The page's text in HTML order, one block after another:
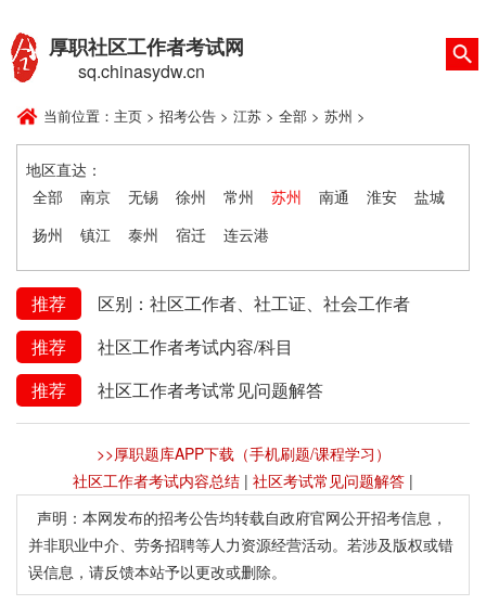
厚职社区工作者考试网
sq.chinasydw.cn
当前位置： 主页 > 招考公告 > 江苏 > 全部 > 苏州 >
地区直达：
全部
南京 无锡 徐州 常州 苏州 南通 淮安
盐城
扬州
镇江 泰州 宿迁 连云港
推荐
区别：社区工作者、社工证、社会工作者
推荐
社区工作者考试内容/科目
推荐
社区工作者考试常见问题解答
>>厚职题库APP下载（手机刷题/课程学习）
社区工作者考试内容总结 | 社区考试常见问题解答 |
声明：本网发布的招考公告均转载自政府官网公开招考信息，
并非职业中介、劳务招聘等人力资源经营活动。若涉及版权或错
误信息，请反馈本站予以更改或删除。